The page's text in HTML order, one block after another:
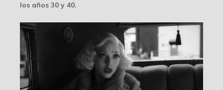
los años 30 y 40.